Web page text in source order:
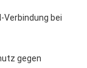
Verbindung bei
gegen